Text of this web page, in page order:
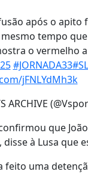
após o apito
tempo
o vermelho a
#JORNADA33
jFNLYdMh3k
ARCHIVE
que
disse à Lusa
feito uma